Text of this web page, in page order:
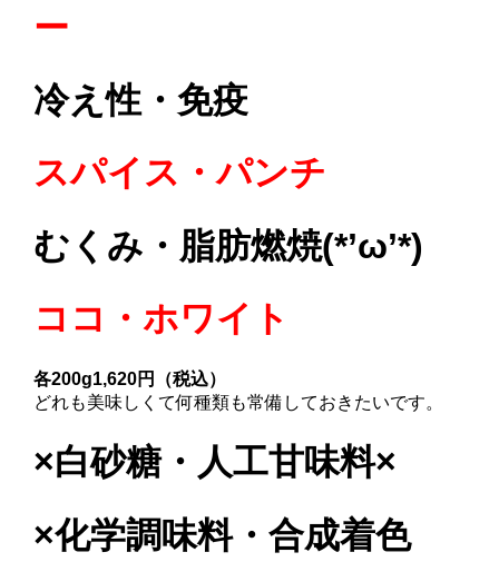
ー
冷え性・免疫
スパイス・パンチ
むくみ・脂肪燃焼(*’ω’*)
ココ・ホワイト
各200g1,620円（税込）
どれも美味しくて何種類も常備しておきたいです。
×白砂糖・人工甘味料×
×化学調味料・合成着色